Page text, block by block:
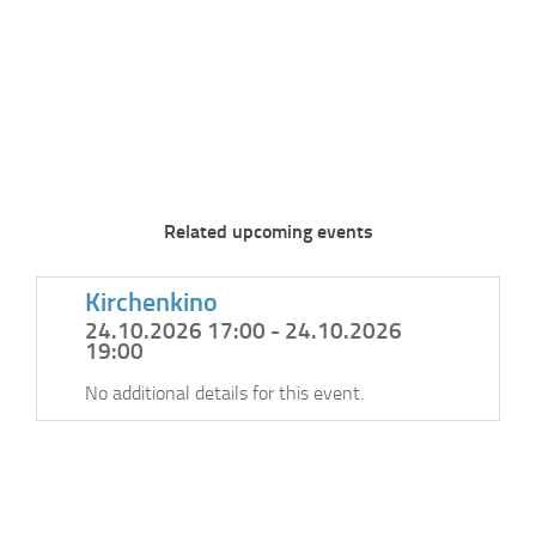
Related upcoming events
Kirchenkino
24.10.2026 17:00 - 24.10.2026
19:00
No additional details for this event.